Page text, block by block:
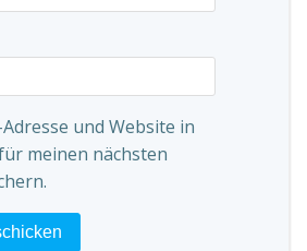
und Website in
meinen nächsten